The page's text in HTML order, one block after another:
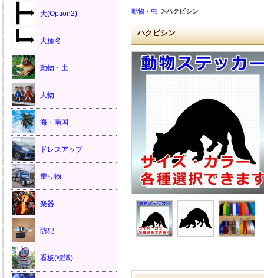
動物・虫 ハクビシン
ハクビシン
犬(Option2)
犬種名
動物・虫
人物
海・南国
ドレスアップ
乗り物
楽器
防犯
看板(標識)